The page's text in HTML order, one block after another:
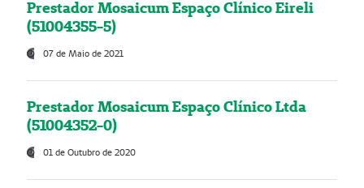
Prestador Mosaicum Espaço Clínico Eireli
(51004355-5)
07 de Maio de 2021
Prestador Mosaicum Espaço Clínico Ltda
(51004352-0)
01 de Outubro de 2020